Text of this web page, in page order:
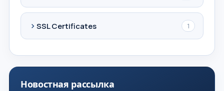
SSL Certificates 1
Новостная рассылка